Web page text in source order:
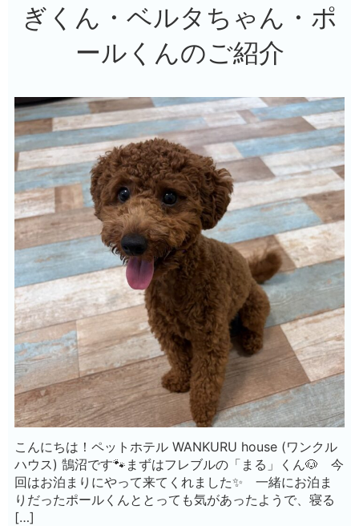
ぎくん・ベルタちゃん・ポ
ールくんのご紹介
こんにちは！ペットホテル WANKURU house (ワンクル
ハウス) 鵠沼です🐾まずはフレブルの「まる」くん🐶 今
回はお泊まりにやって来てくれました✨ 一緒にお泊ま
りだったポールくんととっても気があったようで、寝る
[…]